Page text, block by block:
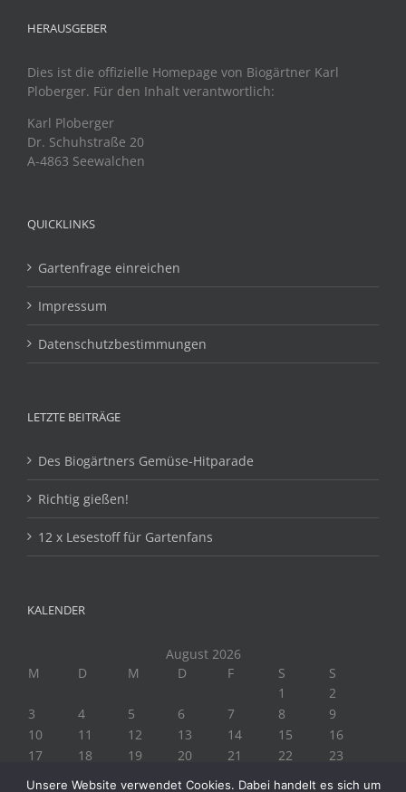
HERAUSGEBER
Dies ist die offizielle Homepage von Biogärtner Karl
Ploberger. Für den Inhalt verantwortlich:
Karl Ploberger
Dr. Schuhstraße 20
A-4863 Seewalchen
QUICKLINKS
Gartenfrage einreichen
Impressum
Datenschutzbestimmungen
LETZTE BEITRÄGE
Des Biogärtners Gemüse-Hitparade
Richtig gießen!
12 x Lesestoff für Gartenfans
KALENDER
August 2026
M
D M D F S
S
1
2
3
4 5 6 7 8
9
10
11 12 13 14 15
16
17
18 19 20 21 22
23
Unsere Website verwendet Cookies. Dabei handelt es sich um